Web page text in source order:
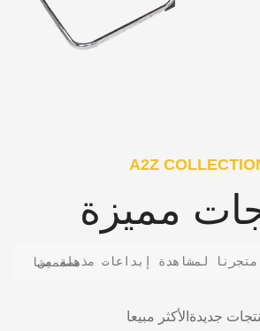
A2Z
مميزة
قم بزيارة متجرنا لمشاهدة إبداعات مذهلة من مصممينا
جديدة الأكثر مبيعا